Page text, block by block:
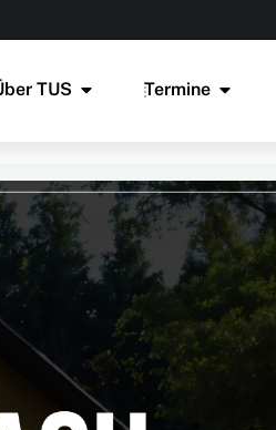
TUS Termine